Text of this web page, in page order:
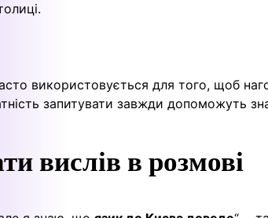
використовується для того, щоб
запитувати завжди допоможуть
вислів в розмові